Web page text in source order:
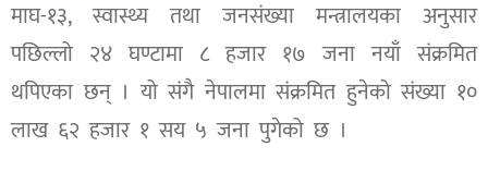
माघ-१३, स्वास्थ्य तथा जनसंख्या मन्त्रालयका अनुसार
पछिल्लो २४ घण्टामा ८ हजार १७ जना नयाँ संक्रमित
थपिएका छन् । यो संगै नेपालमा संक्रमित हुनेको संख्या १०
लाख ६२ हजार १ सय ५ जना पुगेको छ ।